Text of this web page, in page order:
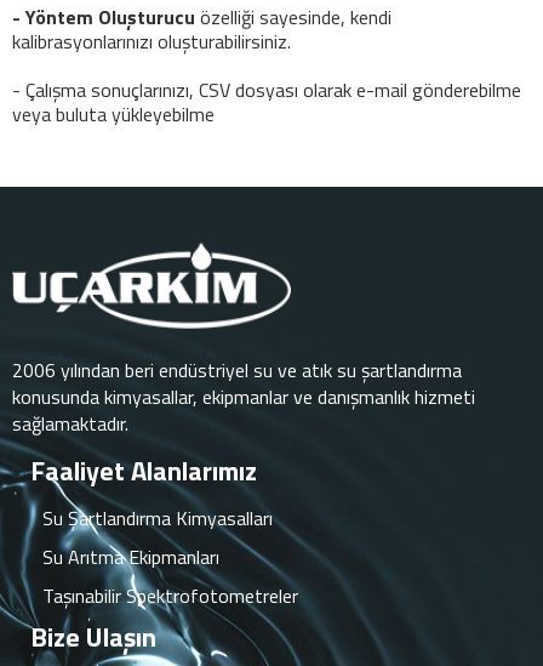
- Yöntem Oluşturucu özelliği sayesinde, kendi
kalibrasyonlarınızı oluşturabilirsiniz.
- Çalışma sonuçlarınızı, CSV dosyası olarak e-mail gönderebilme
veya buluta yükleyebilme
2006 yılından beri endüstriyel su ve atık su şartlandırma
konusunda kimyasallar, ekipmanlar ve danışmanlık hizmeti
sağlamaktadır.
Faaliyet Alanlarımız
Su Şartlandırma Kimyasalları
Su Arıtma Ekipmanları
Taşınabilir Spektrofotometreler
Bize Ulaşın